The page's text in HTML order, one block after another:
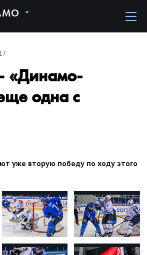
«Динамо-
одна с
уже вторую победу по ходу этого